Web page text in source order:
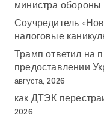
министра обороны
Соучредитель
налоговые
Трамп ответил на
предоставлении
августа, 2026
как ДТЭК